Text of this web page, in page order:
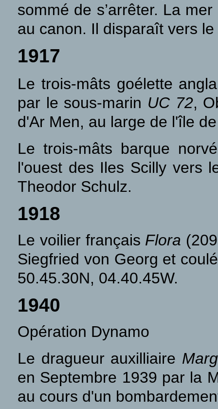
sommé de s’arrêter. La
au canon. Il disparaît vers
1917
Le trois-mâts goélette
par le sous-marin UC 72,
d'Ar Men, au large de l'île
Le trois-mâts barque
l'ouest des Iles Scilly vers
Theodor Schulz.
1918
Le voilier français Flora
Siegfried von Georg et
50.45.30N, 04.40.45W.
1940
Opération Dynamo
Le dragueur auxilliaire
en Septembre 1939 par la
au cours d'un